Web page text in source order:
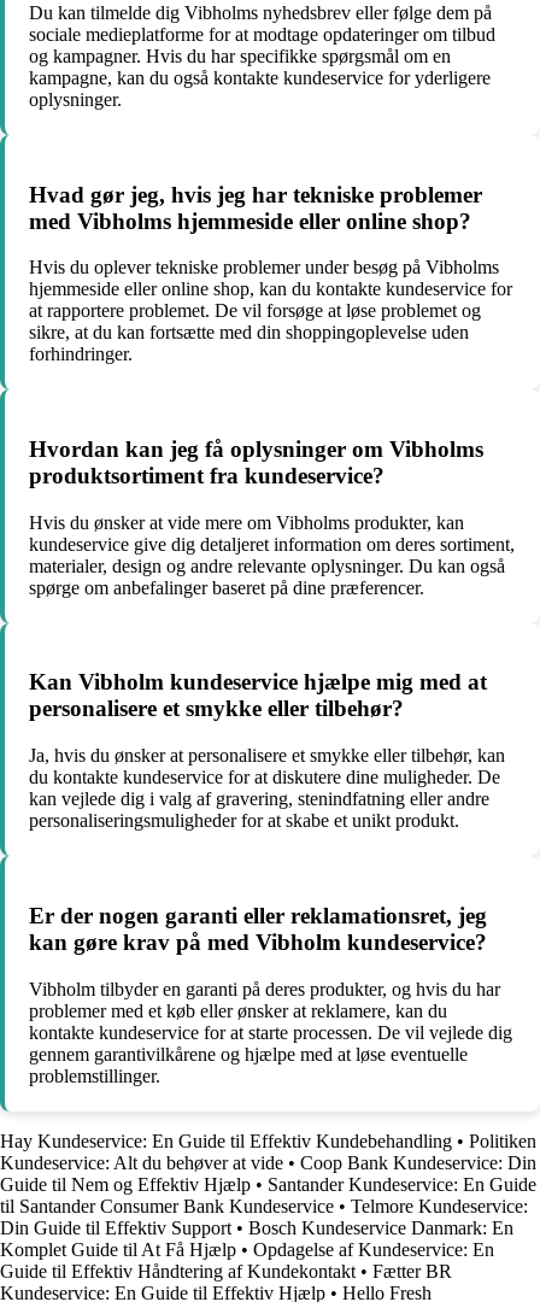
Du kan tilmelde dig Vibholms nyhedsbrev eller følge dem på
sociale medieplatforme for at modtage opdateringer om tilbud
og kampagner. Hvis du har specifikke spørgsmål om en
kampagne, kan du også kontakte kundeservice for yderligere
oplysninger.
Hvad gør jeg, hvis jeg har tekniske problemer
med Vibholms hjemmeside eller online shop?
Hvis du oplever tekniske problemer under besøg på Vibholms
hjemmeside eller online shop, kan du kontakte kundeservice for
at rapportere problemet. De vil forsøge at løse problemet og
sikre, at du kan fortsætte med din shoppingoplevelse uden
forhindringer.
Hvordan kan jeg få oplysninger om Vibholms
produktsortiment fra kundeservice?
Hvis du ønsker at vide mere om Vibholms produkter, kan
kundeservice give dig detaljeret information om deres sortiment,
materialer, design og andre relevante oplysninger. Du kan også
spørge om anbefalinger baseret på dine præferencer.
Kan Vibholm kundeservice hjælpe mig med at
personalisere et smykke eller tilbehør?
Ja, hvis du ønsker at personalisere et smykke eller tilbehør, kan
du kontakte kundeservice for at diskutere dine muligheder. De
kan vejlede dig i valg af gravering, stenindfatning eller andre
personaliseringsmuligheder for at skabe et unikt produkt.
Er der nogen garanti eller reklamationsret, jeg
kan gøre krav på med Vibholm kundeservice?
Vibholm tilbyder en garanti på deres produkter, og hvis du har
problemer med et køb eller ønsker at reklamere, kan du
kontakte kundeservice for at starte processen. De vil vejlede dig
gennem garantivilkårene og hjælpe med at løse eventuelle
problemstillinger.
Hay Kundeservice: En Guide til Effektiv Kundebehandling • Politiken
Kundeservice: Alt du behøver at vide • Coop Bank Kundeservice: Din
Guide til Nem og Effektiv Hjælp • Santander Kundeservice: En Guide
til Santander Consumer Bank Kundeservice • Telmore Kundeservice:
Din Guide til Effektiv Support • Bosch Kundeservice Danmark: En
Komplet Guide til At Få Hjælp • Opdagelse af Kundeservice: En
Guide til Effektiv Håndtering af Kundekontakt • Fætter BR
Kundeservice: En Guide til Effektiv Hjælp • Hello Fresh